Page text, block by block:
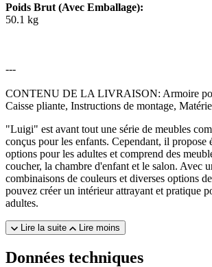
Poids Brut (Avec Emballage):
50.1 kg
---
CONTENU DE LA LIVRAISON: Armoire
Caisse pliante, Instructions de montage,
"Luigi" est avant tout une série de meubles
conçus pour les enfants. Cependant, il propose
options pour les adultes et comprend des
coucher, la chambre d'enfant et le salon. Avec
combinaisons de couleurs et diverses options
pouvez créer un intérieur attrayant et pratique
adultes.
Lire la suite Lire moins
Données techniques